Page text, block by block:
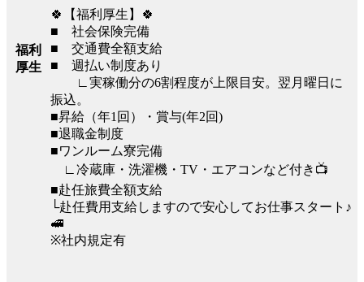
福利
厚生
🍀【福利厚生】🍀
■ 社会保険完備
■ 交通費全額支給
■ 週払い制度あり
∟実稼働分の6割程度が上限目安。翌月曜日に
振込。
■昇給（年1回）・賞与(年2回)
■退職金制度
■ワンルーム寮完備
∟冷蔵庫・洗濯機・TV・エアコンなど付き📺
■赴任旅費全額支給
└赴任費用支給しますので安心してお仕事スタート♪
🚅
※社内規定有